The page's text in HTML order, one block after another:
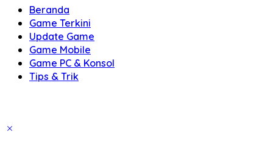
Beranda
Game Terkini
Update Game
Game Mobile
Game PC & Konsol
Tips & Trik